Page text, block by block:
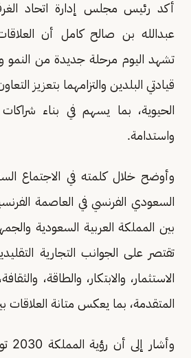
أكد رئيس مجلس إدارة اتحاد
عبدالله بن صالح كامل أن
تشهد اليوم مرحلة جديدة من النمو
قيادتي البلدين والتزامهما بتعزيز
الحيوية، بما يسهم في بناء
واستدامة.
وأوضح خلال كلمته في الاجتماع
السعودي الفرنسي في العاصمة
بين المملكة العربية السعودية
تقتصر على الجوانب التجارية
الاستثمار، والابتكار، والطاقة،
المتقدمة، بما يعكس متانة العلاقات